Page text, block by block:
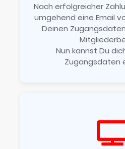
Nach erfolgreicher
umgehend eine Email
Deinen
Nun kannst Du
Zugangsdaten